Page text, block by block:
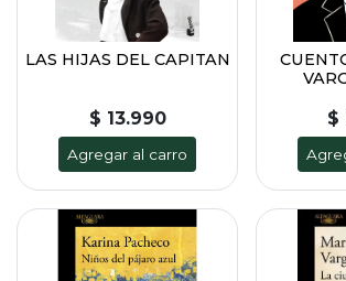
LAS HIJAS DEL CAPITAN
$ 13.990
Agregar al carro
$